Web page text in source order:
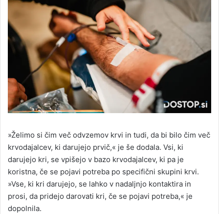
»Želimo si čim več odvzemov krvi in tudi, da bi bilo čim več
krvodajalcev, ki darujejo prvič,« je še dodala. Vsi, ki
darujejo kri, se vpišejo v bazo krvodajalcev, ki pa je
koristna, če se pojavi potreba po specifični skupini krvi.
»Vse, ki kri darujejo, se lahko v nadaljnjo kontaktira in
prosi, da pridejo darovati kri, če se pojavi potreba,« je
dopolnila.